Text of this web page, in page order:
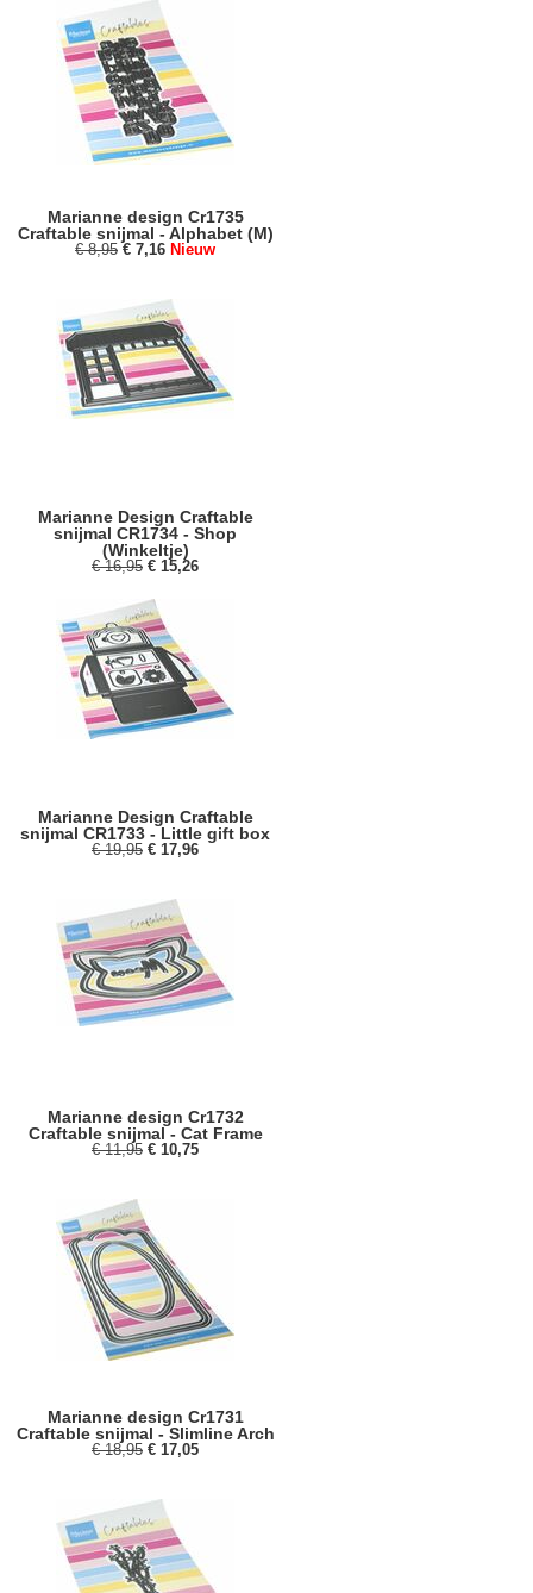
Marianne design Cr1735
Craftable snijmal - Alphabet (M)
€ 8,95 € 7,16 Nieuw
Marianne Design Craftable
snijmal CR1734 - Shop
(Winkeltje)
€ 16,95 € 15,26
Marianne Design Craftable
snijmal CR1733 - Little gift box
€ 19,95 € 17,96
Marianne design Cr1732
Craftable snijmal - Cat Frame
€ 11,95 € 10,75
Marianne design Cr1731
Craftable snijmal - Slimline Arch
€ 18,95 € 17,05